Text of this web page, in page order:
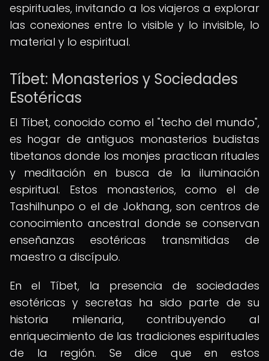
espirituales, invitando a los viajeros a explorar
las conexiones entre lo visible y lo invisible, lo
material y lo espiritual.
Tíbet: Monasterios y Sociedades
Esotéricas
El Tíbet, conocido como el "techo del mundo",
es hogar de antiguos monasterios budistas
tibetanos donde los monjes practican rituales
y meditación en busca de la iluminación
espiritual. Estos monasterios, como el de
Tashilhunpo o el de Jokhang, son centros de
conocimiento ancestral donde se conservan
enseñanzas esotéricas transmitidas de
maestro a discípulo.
En el Tíbet, la presencia de sociedades
esotéricas y secretas ha sido parte de su
historia milenaria, contribuyendo al
enriquecimiento de las tradiciones espirituales
de la región. Se dice que en estos